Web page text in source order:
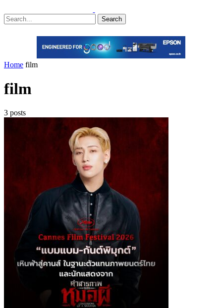
Search
Home film
film
3 posts